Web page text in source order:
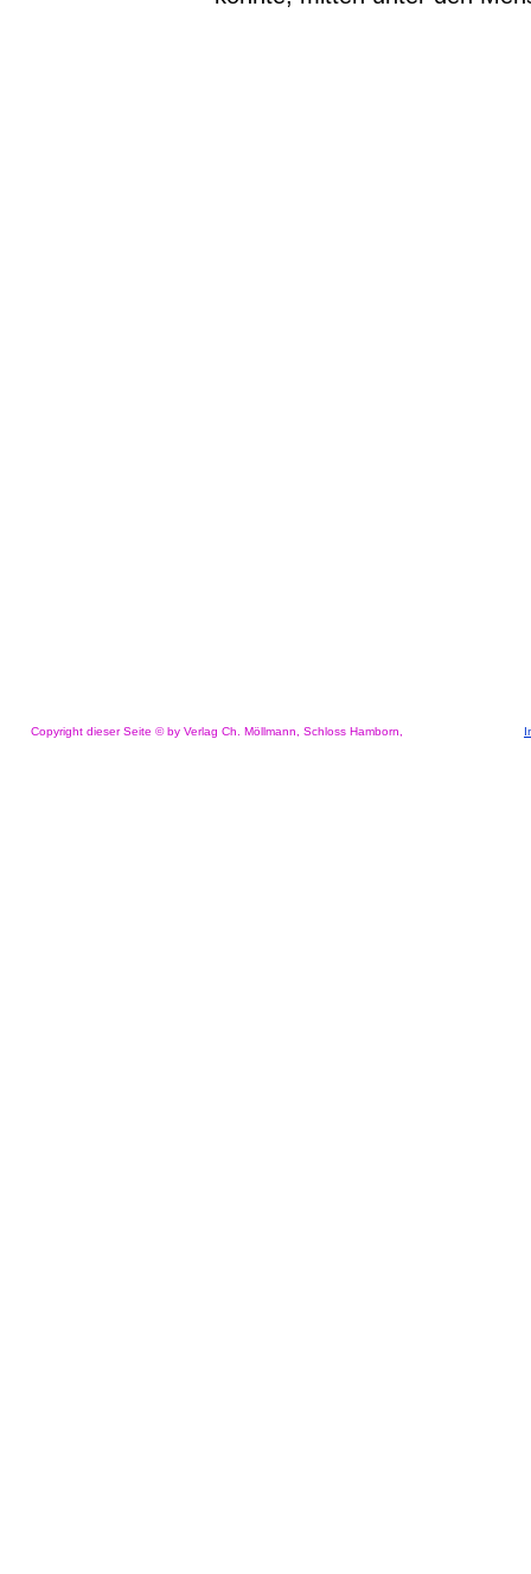
Copyright dieser Seite © by Verlag Ch. Möllmann, Schloss Hamborn,